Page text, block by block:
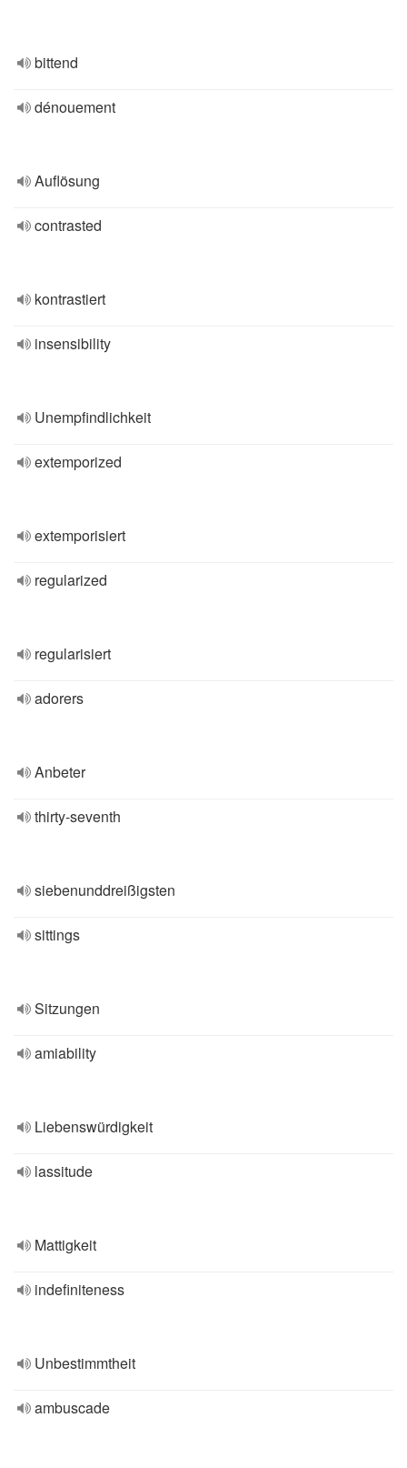
bittend
dénouement
Auflösung
contrasted
kontrastiert
insensibility
Unempfindlichkeit
extemporized
extemporisiert
regularized
regularisiert
adorers
Anbeter
thirty-seventh
siebenunddreißigsten
sittings
Sitzungen
amiability
Liebenswürdigkeit
lassitude
Mattigkeit
indefiniteness
Unbestimmtheit
ambuscade